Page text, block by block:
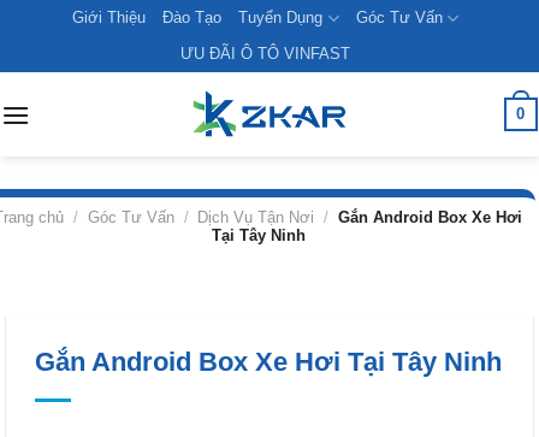
content
Giới Thiệu Đào Tạo Tuyển Dụng
Góc Tư Vấn
ƯU ĐÃI Ô TÔ VINFAST
0
chủ / Góc Tư Vấn / Dịch Vụ Tận Nơi / Gắn Android Box Xe Hơi
Tại Tây Ninh
Gắn Android Box Xe Hơi Tại Tây Ninh